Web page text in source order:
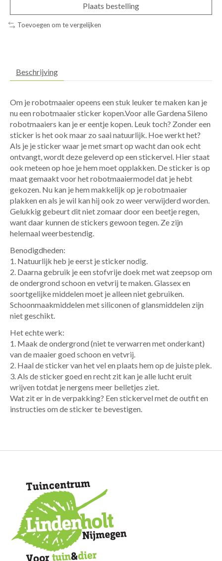
Plaats bestelling
Toevoegen om te vergelijken
Beschrijving
Om je robotmaaier opeens een stuk leuker te maken kan je
nu een robotmaaier sticker kopen.Voor alle Gardena Sileno
robotmaaiers kan je er eentje kopen. Leuk toch? Zonder een
sticker is het ook maar zo saai natuurlijk. Hoe werkt het?
Als je je sticker waar je met smart op wacht dan ook echt
ontvangt, wordt deze geleverd op een stickervel. Hier staat
ook meteen op hoe je hem moet opplakken. De sticker is op
maat gemaakt voor het robotmaaiermodel dat je hebt
gekozen. Nu kan je hem makkelijk op je robotmaaier
plakken en als je wil kan hij ook zo weer verwijderd worden.
Gelukkig gebeurt dit niet zomaar door een beetje regen,
want daar kunnen de stickers gewoon tegen. Ze zijn
helemaal weerbestendig.
Benodigdheden:
1. Natuurlijk heb je eerst je sticker nodig.
2. Daarna gebruik je een stofvrije doek met wat zeepsop om
de ondergrond schoon en vetvrij te maken. Glassex en
soortgelijke middelen moet je alleen niet gebruiken.
Schoonmaakmiddelen met siliconen of glansmiddelen zijn
niet geschikt.
Het echte werk:
1. Maak de ondergrond (niet te verwarren met onderkant)
van de maaier goed schoon en vetvrij.
2. Haal de sticker van het vel en plaats hem op de juiste plek.
3. Als de sticker goed en recht zit kan je alle lucht eruit
wrijven totdat je nergens meer belletjes ziet.
Wat zit er in de verpakking? Een stickervel met de outfit en
instructies om de sticker te bevestigen.